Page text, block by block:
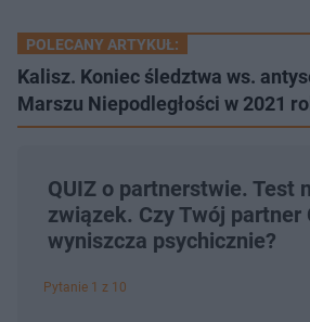
POLECANY ARTYKUŁ:
Kalisz. Koniec śledztwa ws.
Marszu Niepodległości w 2021
QUIZ o partnerstwie. Test
związek. Czy Twój partner
wyniszcza psychicznie?
Pytanie 1 z 10